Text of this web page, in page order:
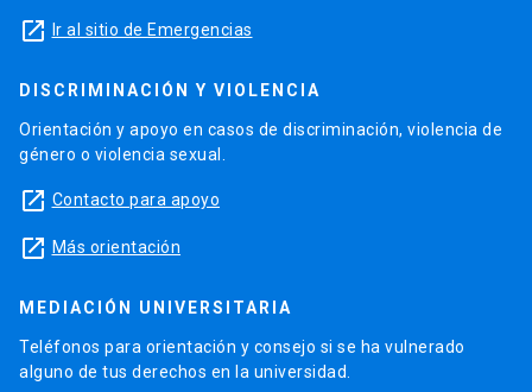
launch Ir al sitio de Emergencias
DISCRIMINACIÓN Y VIOLENCIA
Orientación y apoyo en casos de discriminación, violencia de
género o violencia sexual.
launch Contacto para apoyo
launch Más orientación
MEDIACIÓN UNIVERSITARIA
Teléfonos para orientación y consejo si se ha vulnerado
alguno de tus derechos en la universidad.